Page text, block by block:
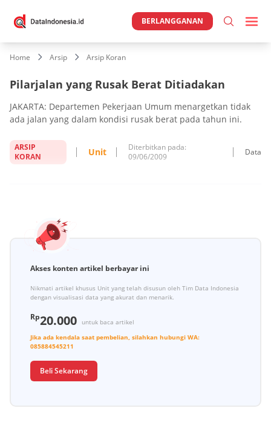
BERLANGGANAN
Home Arsip Arsip Koran
Pilarjalan yang Rusak Berat Ditiadakan
JAKARTA: Departemen Pekerjaan Umum menargetkan tidak
ada jalan yang dalam kondisi rusak berat pada tahun ini.
ARSIP
KORAN
Unit
Diterbitkan pada:
09/06/2009
Data
Akses konten artikel berbayar ini
Nikmati artikel khusus Unit yang telah disusun oleh Tim Data Indonesia
dengan visualisasi data yang akurat dan menarik.
Rp20.000
untuk baca artikel
Jika ada kendala saat pembelian, silahkan hubungi WA:
085884545211
Beli Sekarang